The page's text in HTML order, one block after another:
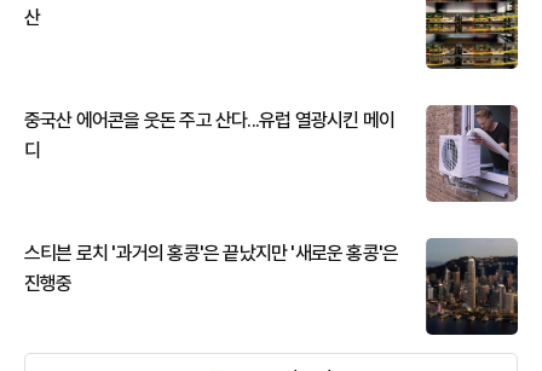
산
중국산 에어콘을 웃돈 주고 산다...유럽 열광시킨 메이
디
스티븐 로치 '과거의 홍콩'은 끝났지만 '새로운 홍콩'은
진행중